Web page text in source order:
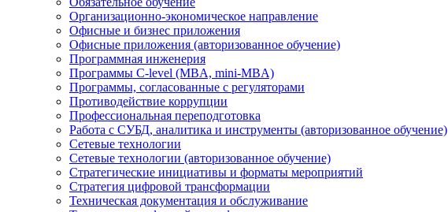
Организационно-экономическое направление
Офисные и бизнес приложения
Офисные приложения (авторизованное обучение)
Программная инженерия
Программы C-level (MBA, mini-MBA)
Программы, согласованные с регуляторами
Противодействие коррупции
Профессиональная переподготовка
Работа с СУБД, аналитика и инструменты (авторизованное обучение)
Сетевые технологии
Сетевые технологии (авторизованное обучение)
Стратегические инициативы и форматы мероприятий
Стратегия цифровой трансформации
Техническая документация и обслуживание